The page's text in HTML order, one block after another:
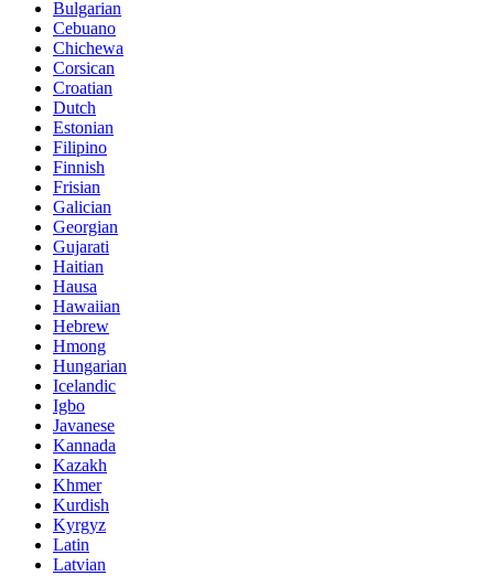
Bulgarian
Cebuano
Chichewa
Corsican
Croatian
Dutch
Estonian
Filipino
Finnish
Frisian
Galician
Georgian
Gujarati
Haitian
Hausa
Hawaiian
Hebrew
Hmong
Hungarian
Icelandic
Igbo
Javanese
Kannada
Kazakh
Khmer
Kurdish
Kyrgyz
Latin
Latvian